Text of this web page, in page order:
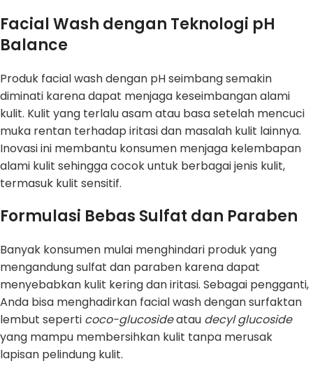
Facial Wash dengan Teknologi pH
Balance
Produk facial wash dengan pH seimbang semakin
diminati karena dapat menjaga keseimbangan alami
kulit. Kulit yang terlalu asam atau basa setelah mencuci
muka rentan terhadap iritasi dan masalah kulit lainnya.
Inovasi ini membantu konsumen menjaga kelembapan
alami kulit sehingga cocok untuk berbagai jenis kulit,
termasuk kulit sensitif.
Formulasi Bebas Sulfat dan Paraben
Banyak konsumen mulai menghindari produk yang
mengandung sulfat dan paraben karena dapat
menyebabkan kulit kering dan iritasi. Sebagai pengganti,
Anda bisa menghadirkan facial wash dengan surfaktan
lembut seperti coco-glucosideatau decyl glucoside
yang mampu membersihkan kulit tanpa merusak
lapisan pelindung kulit.